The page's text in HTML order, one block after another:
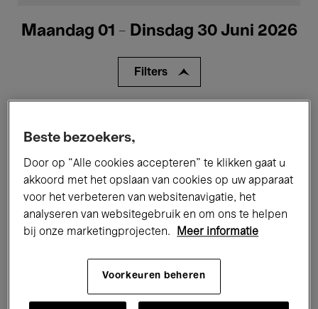
Maandag 01 - Dinsdag 30 Juni 2026
Filters
Performances Lezingen & Debatten
Jazz Klassieke Muziek Global Music
Beste bezoekers,
Door op “Alle cookies accepteren” te klikken gaat u
akkoord met het opslaan van cookies op uw apparaat
voor het verbeteren van websitenavigatie, het
analyseren van websitegebruik en om ons te helpen
bij onze marketingprojecten.
Meer informatie
Voorkeuren beheren